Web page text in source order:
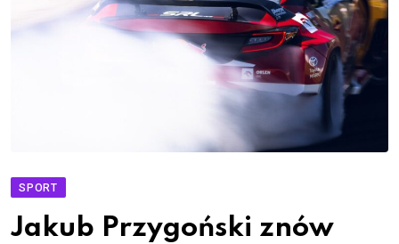
SPORT
Jakub Przygoński znów